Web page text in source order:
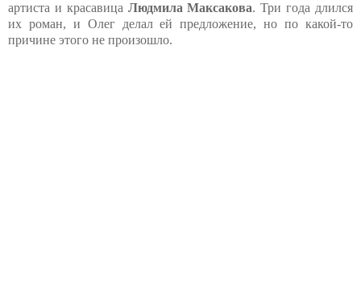
артиста и красавица Людмила Максакова. Три года длился
их роман, и Олег делал ей предложение, но по какой-то
причине этого не произошло.